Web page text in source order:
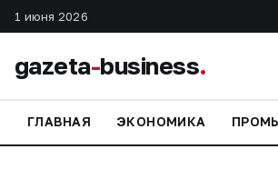
1 июня 2026
gazeta-business.
ГЛАВНАЯ ЭКОНОМИКА